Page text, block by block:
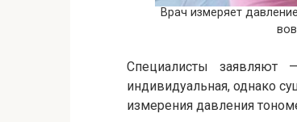
Врач измеряет
Специалисты заявляют
индивидуальная, однако
измерения давления